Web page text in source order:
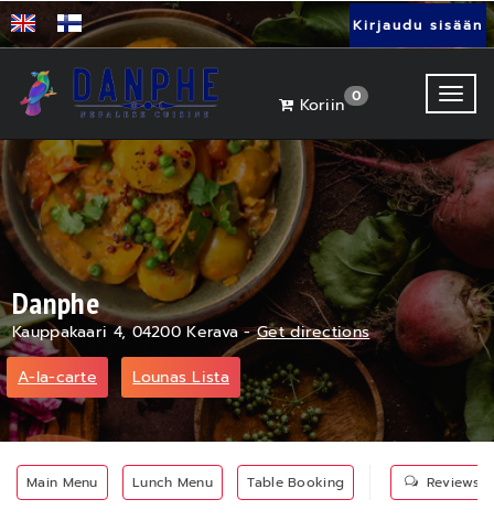
Kirjaudu sisään
Koriin0
Danphe
Kauppakaari 4, 04200 Kerava -Get directions
A-la-carte
Lounas Lista
Main Menu Lunch Menu Table Booking Reviews